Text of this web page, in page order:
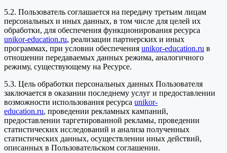
5.2. Пользователь соглашается на передачу третьим лицам
персональных и иных данных, в том числе для целей их
обработки, для обеспечения функционирования ресурса
unikor-education.ru, реализации партнерских и иных
программах, при условии обеспечения unikor-education.ru в
отношении передаваемых данных режима, аналогичного
режиму, существующему на Ресурсе.
5.3. Цель обработки персональных данных Пользователя
заключается в оказании последнему услуг и предоставлении
возможности использования ресурса unikor-
education.ru, проведении рекламных кампаний,
предоставлении таргетированной рекламы, проведении
статистических исследований и анализа полученных
статистических данных, осуществлении иных действий,
описанных в Пользовательском соглашении.